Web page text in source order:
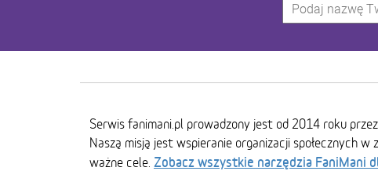
Serwis fanimani.pl prowadzony jest od 2014 roku
Naszą misją jest wspieranie organizacji społecznych w
ważne cele. Zobacz wszystkie narzędzia FaniMani